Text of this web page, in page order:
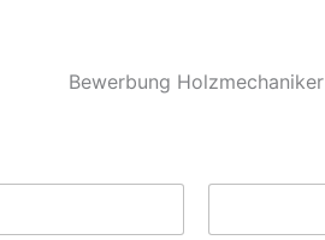
Bewerbung Holzmechaniker